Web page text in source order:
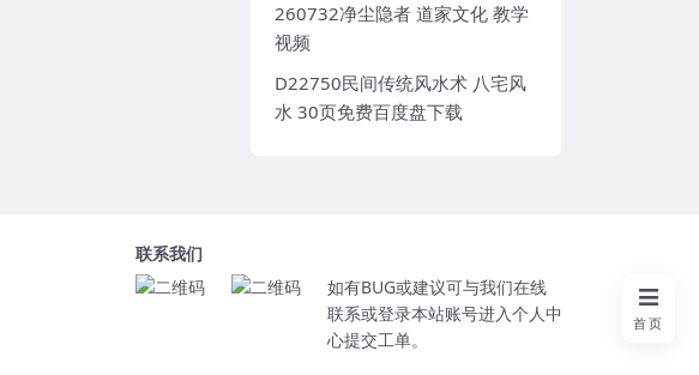
260732净尘隐者 道家文化 教学
视频
D22750民间传统风水术 八宅风
水 30页免费百度盘下载
联系我们
如有BUG或建议可与我们在线
联系或登录本站账号进入个人中
心提交工单。
首页